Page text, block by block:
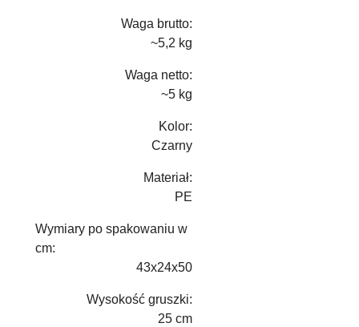
Waga brutto:
~5,2 kg
Waga netto:
~5 kg
Kolor:
Czarny
Materiał:
PE
Wymiary po spakowaniu w
cm:
43x24x50
Wysokość gruszki:
25 cm